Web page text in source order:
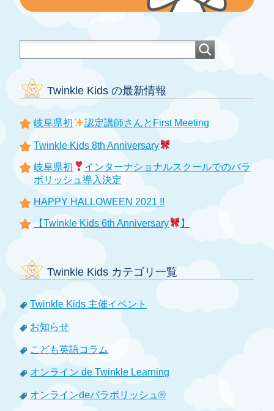
Twinkle Kids の最新情報
岐阜県初 認定講師さんとFirst Meeting
Twinkle Kids 8th Anniversary
岐阜県初
インターナショナルスクールでのバラ
ボリッシュ導入決定
HAPPY HALLOWEEN 2021 !!
【Twinkle Kids 6th Anniversary 】
Twinkle Kids カテゴリ一覧
Twinkle Kids 主催イベント
お知らせ
こども英語コラム
オンライン de Twinkle Learning
オンラインdeバラボリッシュ®